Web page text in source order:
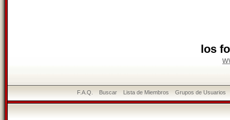
los
F.A.Q. Buscar Lista de Miembros Grupos de Usuarios